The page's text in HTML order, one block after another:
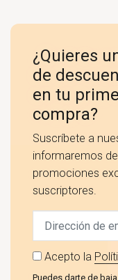
¿Quieres
de
en tu
compra?
Suscríbete a
informaremos
promociones
suscriptores.
Acepto la
Puedes darte de